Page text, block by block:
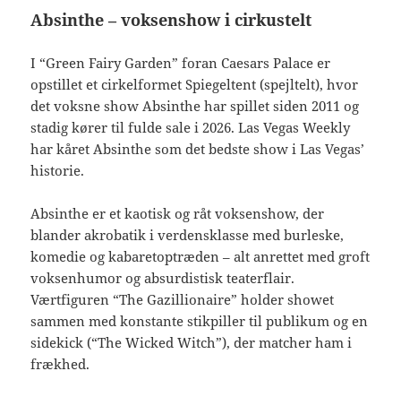
Absinthe – voksenshow i cirkustelt
I “Green Fairy Garden” foran Caesars Palace er
opstillet et cirkelformet Spiegeltent (spejltelt), hvor
det voksne show Absinthe har spillet siden 2011 og
stadig kører til fulde sale i 2026. Las Vegas Weekly
har kåret Absinthe som det bedste show i Las Vegas’
historie.
Absinthe er et kaotisk og råt voksenshow, der
blander akrobatik i verdensklasse med burleske,
komedie og kabaretoptræden – alt anrettet med groft
voksenhumor og absurdistisk teaterflair.
Værtfiguren “The Gazillionaire” holder showet
sammen med konstante stikpiller til publikum og en
sidekick (“The Wicked Witch”), der matcher ham i
frækhed.